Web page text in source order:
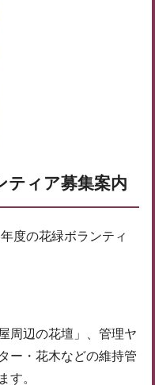
ィア募集案内
度の花緑ボランティ
辺の花壇」、管理ヤ
ー・花木などの維持管
す。